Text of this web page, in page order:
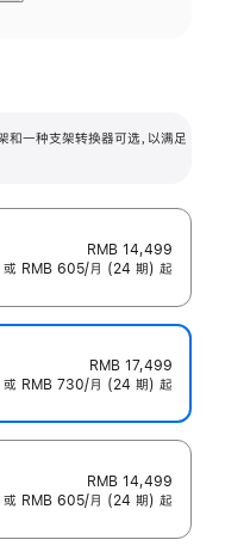
一种支架转换器可选，以满足
RMB 14,499
或 RMB 605/月 (24 期) 起
RMB 17,499
或 RMB 730/月 (24 期) 起
RMB 14,499
或 RMB 605/月 (24 期) 起